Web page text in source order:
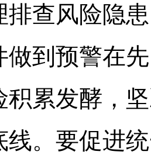
排查风险隐
做到预警在
积累发酵，
线。要促进